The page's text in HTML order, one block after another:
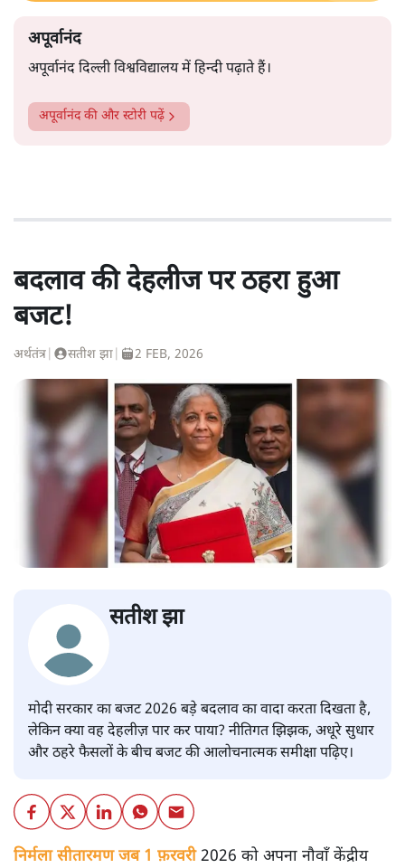
अपूर्वानंद
अपूर्वानंद दिल्ली विश्वविद्यालय में हिन्दी पढ़ाते हैं।
अपूर्वानंदकी और स्टोरी पढ़ें
बदलाव की देहलीज पर ठहरा हुआ
बजट!
अर्थतंत्र सतीश झा 2 FEB, 2026
सतीश झा
मोदी सरकार का बजट 2026 बड़े बदलाव का वादा करता दिखता है,
लेकिन क्या वह देहलीज़ पार कर पाया? नीतिगत झिझक, अधूरे सुधार
और ठहरे फैसलों के बीच बजट की आलोचनात्मक समीक्षा पढ़िए।
निर्मला सीतारमण जब 1 फ़रवरी2026 को अपना नौवाँ केंद्रीय